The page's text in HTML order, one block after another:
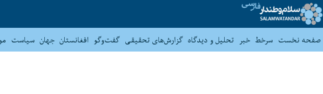
صفحه نخست سرخط خبر تحلیل و دیدگاه گزارش‌های تحقیقی گفت‌وگو افغانستان جهان سیاست